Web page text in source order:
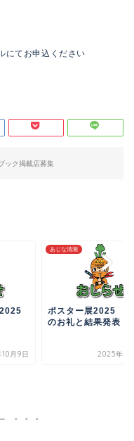
てお申込ください
ック掲載店募集
月9日
あじな清瀬
ポスター展2025
のお礼と結果発表
2025年3